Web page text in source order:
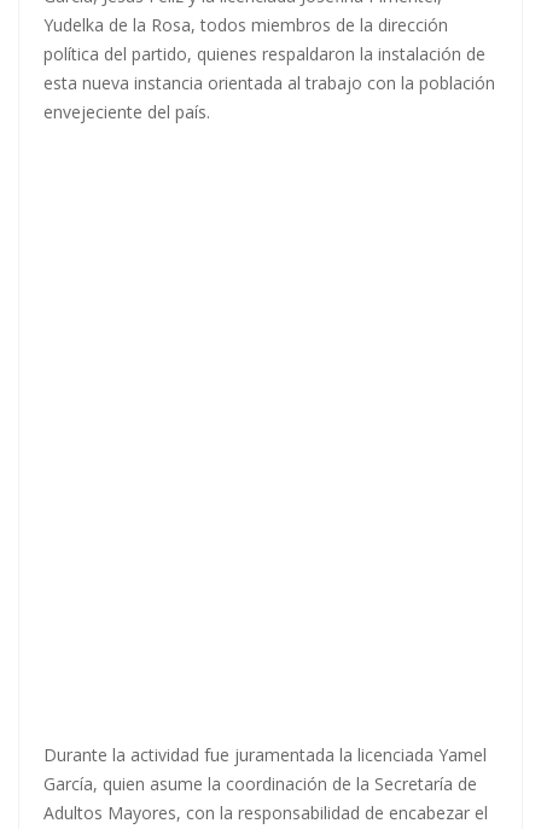
Yudelka de la Rosa, todos miembros de la dirección
política del partido, quienes respaldaron la instalación de
esta nueva instancia orientada al trabajo con la población
envejeciente del país.
Durante la actividad fue juramentada la licenciada Yamel
García, quien asume la coordinación de la Secretaría de
Adultos Mayores, con la responsabilidad de encabezar el